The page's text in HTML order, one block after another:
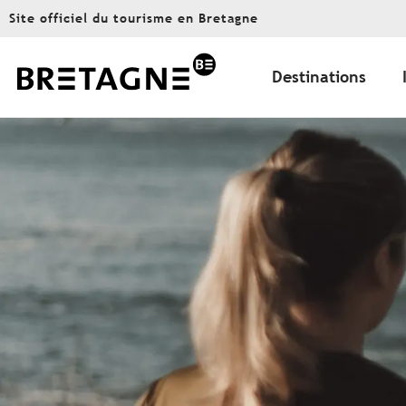
Aller
principal
Site officiel du tourisme en Bretagne
Destinations